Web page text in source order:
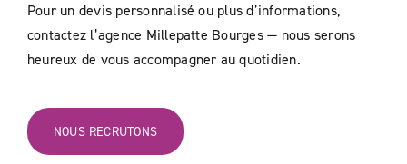
Pour un devis personnalisé ou plus d’informations,
contactez l’agence Millepatte Bourges — nous serons
heureux de vous accompagner au quotidien.
NOUS RECRUTONS